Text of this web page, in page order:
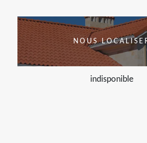
NOUS
indisponible